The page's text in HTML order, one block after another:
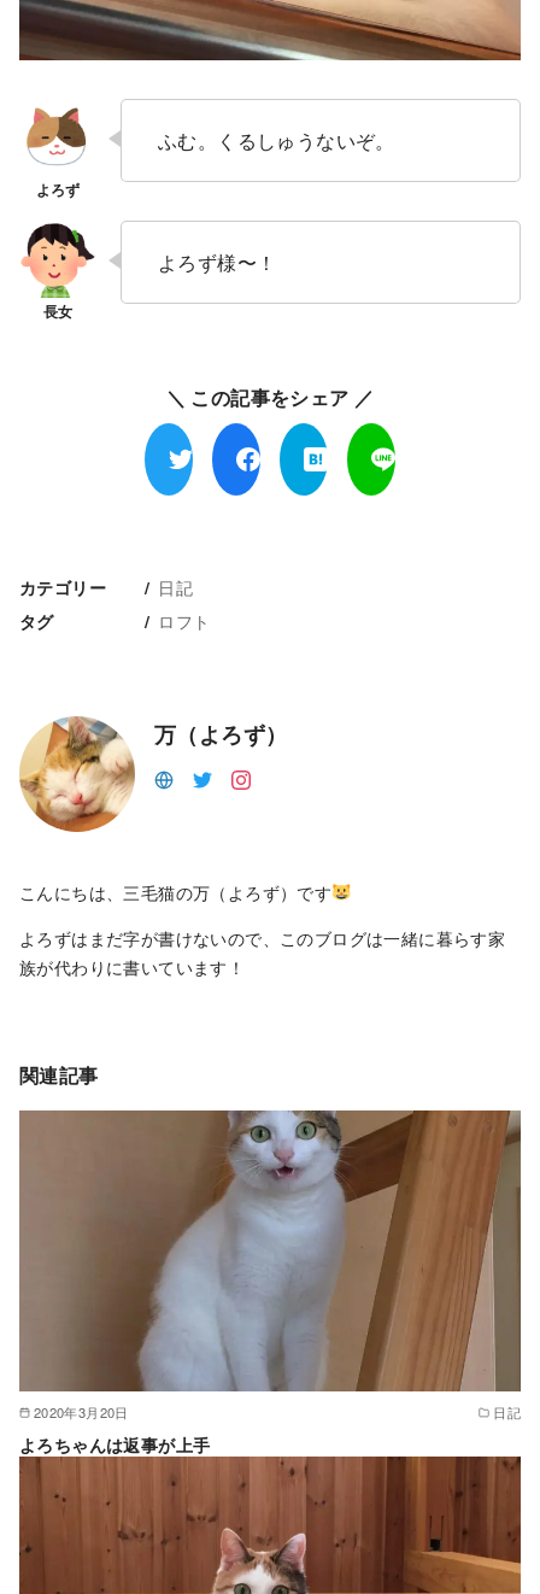
ふむ。くるしゅうないぞ。
よろず様〜！
＼ この記事をシェア ／
カテゴリー 日記
タグ ロフト
万（よろず）
こんにちは、三毛猫の万（よろず）です
よろずはまだ字が書けないので、このブログは一緒に暮らす家
族が代わりに書いています！
関連記事
2020年3月20日 日記
よろちゃんは返事が上手